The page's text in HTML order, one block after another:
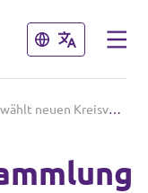
Schließen
Schließen
Mitgliederversammlung wählt neuen Kreisvorstand